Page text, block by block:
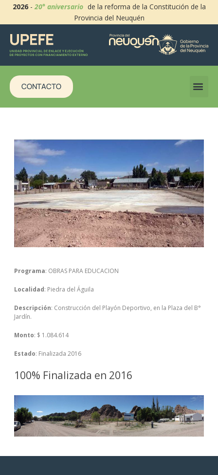
2026-20° aniversario de la reforma de la Constitución de la
Provincia del Neuquén
CONTACTO
Programa: OBRAS PARA EDUCACION
Localidad: Piedra del Águila
Descripción: Construcción del Playón Deportivo, en la Plaza del B°
Jardín.
Monto: $ 1.084.614
Estado: Finalizada 2016
100% Finalizada en 2016